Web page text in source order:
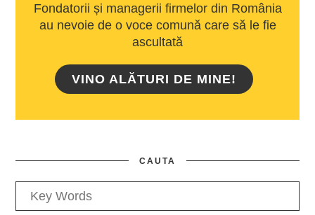
Fondatorii și managerii firmelor din România
au nevoie de o voce comună care să le fie
ascultată
VINO ALĂTURI DE MINE!
CAUTA